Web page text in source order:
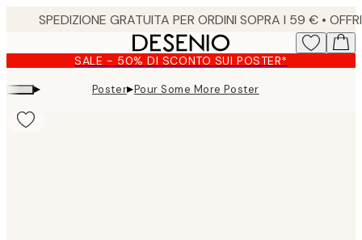
content.
SALE - 50% DI SCONTO SUI POSTER*
▸ Poster▸Pour Some More Poster